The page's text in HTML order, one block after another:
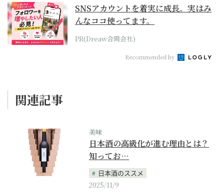
SNSアカウントを着実に成長。実はみ
んなココ使ってます。
PR(Dreaw合同会社)
Recommended by
関連記事
美味
日本酒の高級化が進む理由とは？
知ってお…
日本酒のススメ
2025/11/9